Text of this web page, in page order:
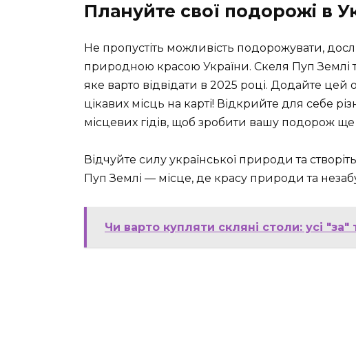
Плануйте свої подорожі в
Не пропустіть можливість подорожувати,
природною красою України. Скеля Пуп Землі
яке варто відвідати в 2025 році. Додайте цей
цікавих місць на карті! Відкрийте для себе
місцевих гідів, щоб зробити вашу подорож
Відчуйте силу української природи та
Пуп Землі — місце, де красу природи та
Чи варто купляти скляні столи: усі "за"